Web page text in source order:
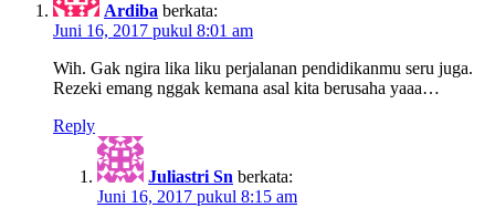
Ardiba berkata:
Juni 16, 2017 pukul 8:01 am
Wih. Gak ngira lika liku perjalanan pendidikanmu seru juga.
Rezeki emang nggak kemana asal kita berusaha yaaa…
Reply
Juliastri Sn berkata:
Juni 16, 2017 pukul 8:15 am